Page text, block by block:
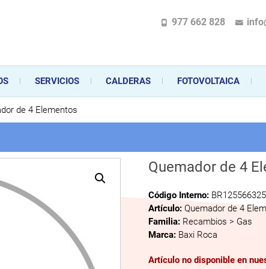
en la instalación, comercialización y mantenimiento de gas y
aparatos de gas, climatización o electrodomésticos, desde el
977 662 828
SERVICIOS CALDERAS FOTOVOLTAICA
de 4 Elementos
Quemador de 4
Código Interno: BR125566325
Artículo:Quemador de 4
Familia: Recambios > Gas
Marca: Baxi Roca
Artículo no disponible en